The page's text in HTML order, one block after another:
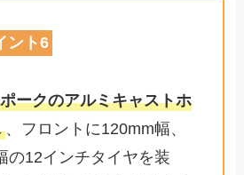
ント6
ークのアルミキャストホ
、フロントに120mm幅、
の12インチタイヤを装